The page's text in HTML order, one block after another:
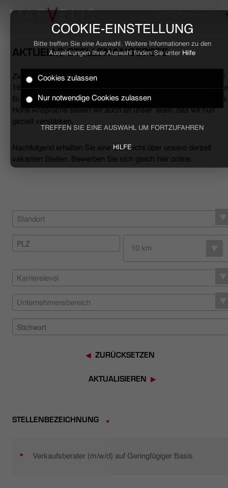
COOKIE-EINSTELLUNG
Bitte treffen Sie eine Auswahl. Weitere Informationen zu den
Auswirkungen Ihrer Auswahl finden Sie unter Hilfe
Cookies zulassen
Nur notwendige Cookies zulassen
TREFFEN SIE EINE AUSWAHL UM FORTZUFAHREN
HILFE
HOME
BUSINESS
UNTERNEHMEN
NACHHALTIGKEIT
HÄNDLERSUCHE
AKTUELLE STELLENANGEBOTE
Ziele erreichen, Herausforderungen meistern, Erfolge feiern. Seit
1994 begleiten wir den anspruchsvollen Mann sowohl mit
Business- als auch mit lässigen Casual-Hemden und Polo-
Hohe Ansprüche stellen wir auch an unser Team, das wir nun
gezielt verstärken.
Nachfolgend erhalten Sie eine Übersicht über unsere derzeit
vakanten Stellen. Bewerben Sie sich gleich hier online.
Standort
10 km
Karrierelevel
Unternehmensbereich
ZURÜCKSETZEN
AKTUALISIEREN
STELLENBEZEICHNUNG
Verkaufsberater (m/w/d) auf Geringfügiger Basis